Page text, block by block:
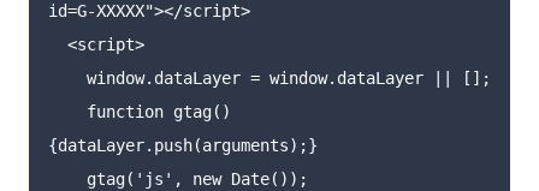
id=G-XXXXX"></script>
<script>
window. dataLayer = window. dataLayer
[];
function gtag()
{dataLayer. push(arguments);}
gtag( ' js ' , new Date());